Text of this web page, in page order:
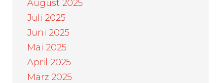
August 2025
Juli 2025
Juni 2025
Mai 2025
April 2025
März 2025